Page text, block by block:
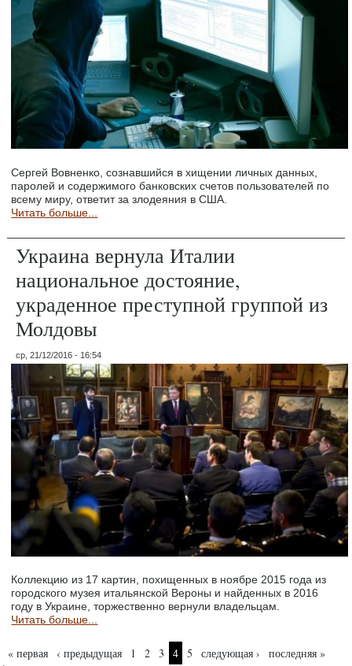
Сергей Вовненко, сознавшийся в хищении личных данных,
паролей и содержимого банковских счетов пользователей по
всему миру, ответит за злодеяния в США.
Читать больше...
Украина вернула Италии
национальное достояние,
украденное преступной группой из
Молдовы
ср, 21/12/2016 - 16:54
Коллекцию из 17 картин, похищенных в ноябре 2015 года из
городского музея итальянской Вероны и найденных в 2016
году в Украине, торжественно вернули владельцам.
Читать больше...
Страницы
« первая ‹ предыдущая 1 2 3 4 5 следующая › последняя »